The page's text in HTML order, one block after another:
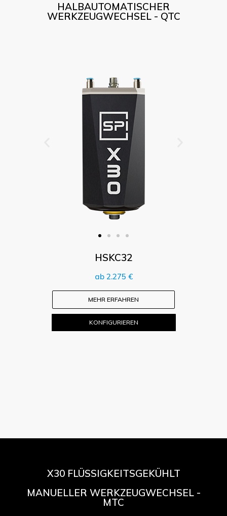
HALBAUTOMATISCHER
WERKZEUGWECHSEL - QTC
HSKC32
ab 2.275 €
MEHR ERFAHREN
KONFIGURIEREN
X30 FLÜSSIGKEITSGEKÜHLT
MANUELLER WERKZEUGWECHSEL -
MTC